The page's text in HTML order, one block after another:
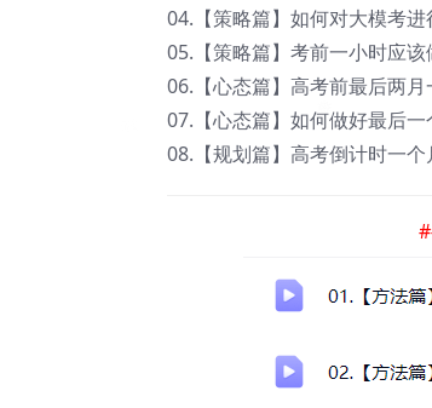
04.【策略篇】如何对大模考
05.【策略篇】考前一小时应
06.【心态篇】高考前最后两
07.【心态篇】如何做好最后
08.【规划篇】高考倒计时一